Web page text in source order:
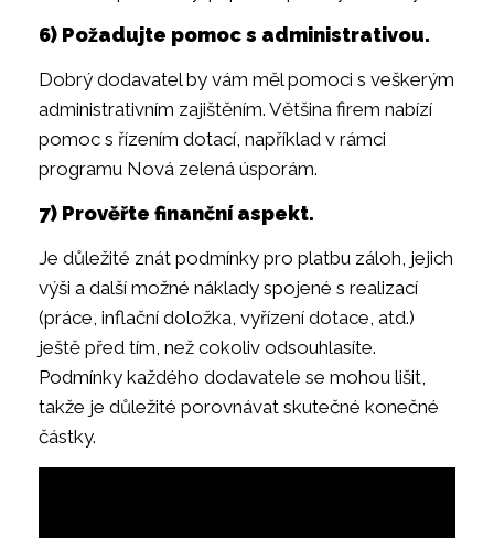
6) Požadujte pomoc s administrativou.
Dobrý dodavatel by vám měl pomoci s veškerým
administrativním zajištěním. Většina firem nabízí
pomoc s řízením dotací, například v rámci
programu Nová zelená úsporám.
7) Prověřte finanční aspekt.
Je důležité znát podmínky pro platbu záloh, jejich
výši a další možné náklady spojené s realizací
(práce, inflační doložka, vyřízení dotace, atd.)
ještě před tím, než cokoliv odsouhlasíte.
Podmínky každého dodavatele se mohou lišit,
takže je důležité porovnávat skutečné konečné
částky.